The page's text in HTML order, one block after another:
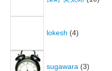
lokesh (4)
sugawara (3)